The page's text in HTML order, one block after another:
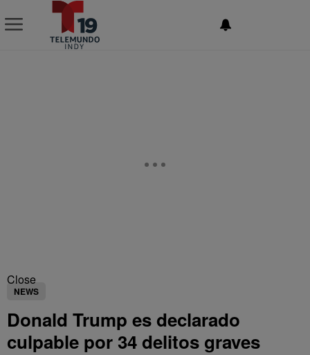
Close
NEWS
Donald Trump es declarado
culpable por 34 delitos graves